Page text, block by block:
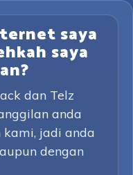
saya
saya
dan Telz
anda
jadi anda
dengan